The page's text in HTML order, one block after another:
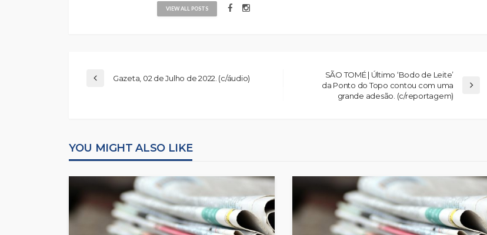
VIEW ALL POSTS
Gazeta, 02 de Julho de 2022. (c/áudio)
SÃO TOMÉ | Último ‘Bodo de Leite’
da Ponto do Topo contou com uma
grande adesão. (c/reportagem)
YOU MIGHT ALSO LIKE